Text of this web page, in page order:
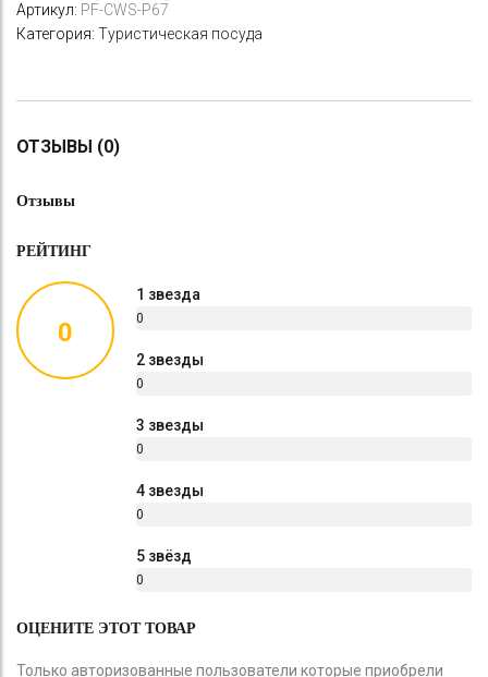
мл
Артикул: PF-CWS-P67
Категория: Туристическая посуда
ОТЗЫВЫ (0)
Отзывы
РЕЙТИНГ
0
1 звезда
0
2 звезды
0
3 звезды
0
4 звезды
0
5 звёзд
0
ОЦЕНИТЕ ЭТОТ ТОВАР
Только авторизованные пользователи которые приобрели